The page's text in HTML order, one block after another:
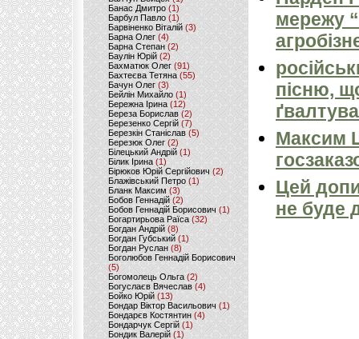
Банас Дмитро (1)
Барбул Павло(1)
Барвіненко Віталій(3)
Барна Олег (4)
Барна Степан (2)
Баулін Юрій (2)
Бахматюк Олег (91)
Бахтеєва Тетяна(55)
Бачун Олег (3)
Бейлін Михайло (1)
Бережна Ірина(12)
Береза Борислав(2)
Березенко Сергій (7)
Березкін Станіслав (5)
Березюк Олег(2)
Білецький Андрій (1)
Білик Ірина (1)
Бірюков Юрій Сергійович (2)
Блажівський Петро (1)
Бланк Максим(3)
Бобов Геннадій (2)
Бобов Геннадій Борисович (1)
Богартирьова Раїса (32)
Богдан Андрій(8)
Богдан Губський (1)
Богдан Руслан(8)
Боголюбов Геннадій Борисович
(5)
Богомолець Ольга (2)
Богуслаєв Вячеслав (4)
Бойко Юрій (13)
Бондар Віктор Васильович (1)
Бондарєв Костянтин (4)
Бондарчук Сергій(1)
Бондик Валерій (1)
мережу
пісню,
Максим
Цей
не буде